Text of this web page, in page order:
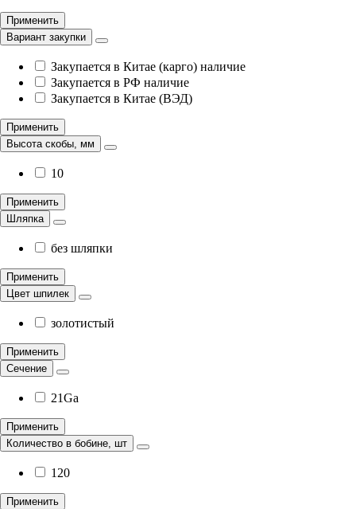
Применить
Вариант закупки
Закупается в Китае (карго) наличие
Закупается в РФ наличие
Закупается в Китае (ВЭД)
Применить
Высота скобы, мм
10
Применить
Шляпка
без шляпки
Применить
Цвет шпилек
золотистый
Применить
Сечение
21Ga
Применить
Количество в бобине, шт
120
Применить